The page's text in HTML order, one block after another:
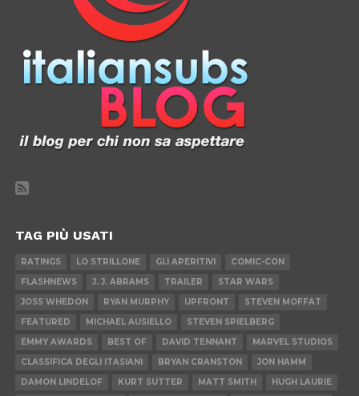
TAG PIÙ USATI
RATINGS LO STRILLONE GLI APERITIVI
COMIC-CON
FLASHNEWS
J. J. ABRAMS TRAILER
STAR WARS
JOSS WHEDON
RYAN MURPHY UPFRONT
STEVEN MOFFAT
FEATURED
MICHAEL AUSIELLO
STEVEN SPIELBERG
EMMY AWARDS
BEST OF DAVID TENNANT
MARVEL STUDIOS
CLASSIFICA DEGLI ITASIANI
BRYAN CRANSTON
JON HAMM
DAMON LINDELOF
KURT SUTTER MATT SMITH HUGH LAURIE